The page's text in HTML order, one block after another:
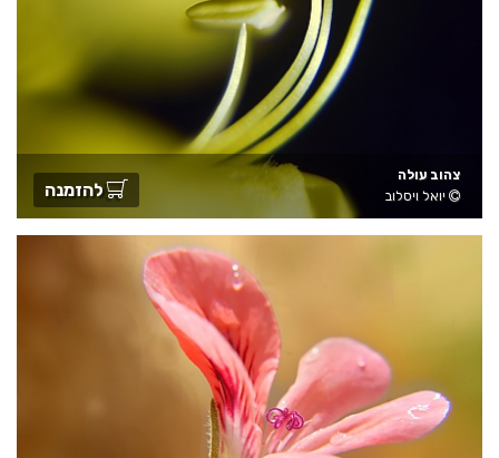
צהוב עולה
יואל ויסלוב
להזמנה